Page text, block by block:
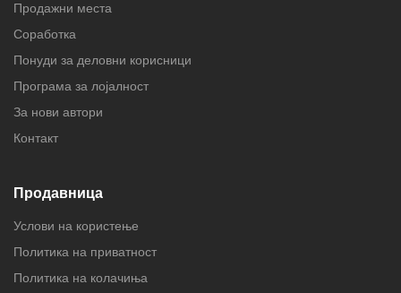
Продажни места
Соработка
Понуди за деловни корисници
Програма за лојалност
За нови автори
Контакт
Продавница
Услови на користење
Политика на приватност
Политика на колачиња